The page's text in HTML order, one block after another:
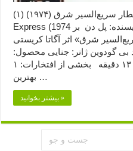
قتل در قطار سریع‌السیر شرق (۱۹۷۴) (۱) (Murder on the Orient
Express (1974 کارگردان: سیدنی لومت نویسنده: پل دن بر
شرق» اثر آگاتا کریستی
بی گودوین ژانر: جنایی محصول:
انگلستان مدت: ۱۳۰ دقیقه بخشی از افتخارات: ۱) برنده‌ی اسکار
بهترین …
بیشتر بخوانید »